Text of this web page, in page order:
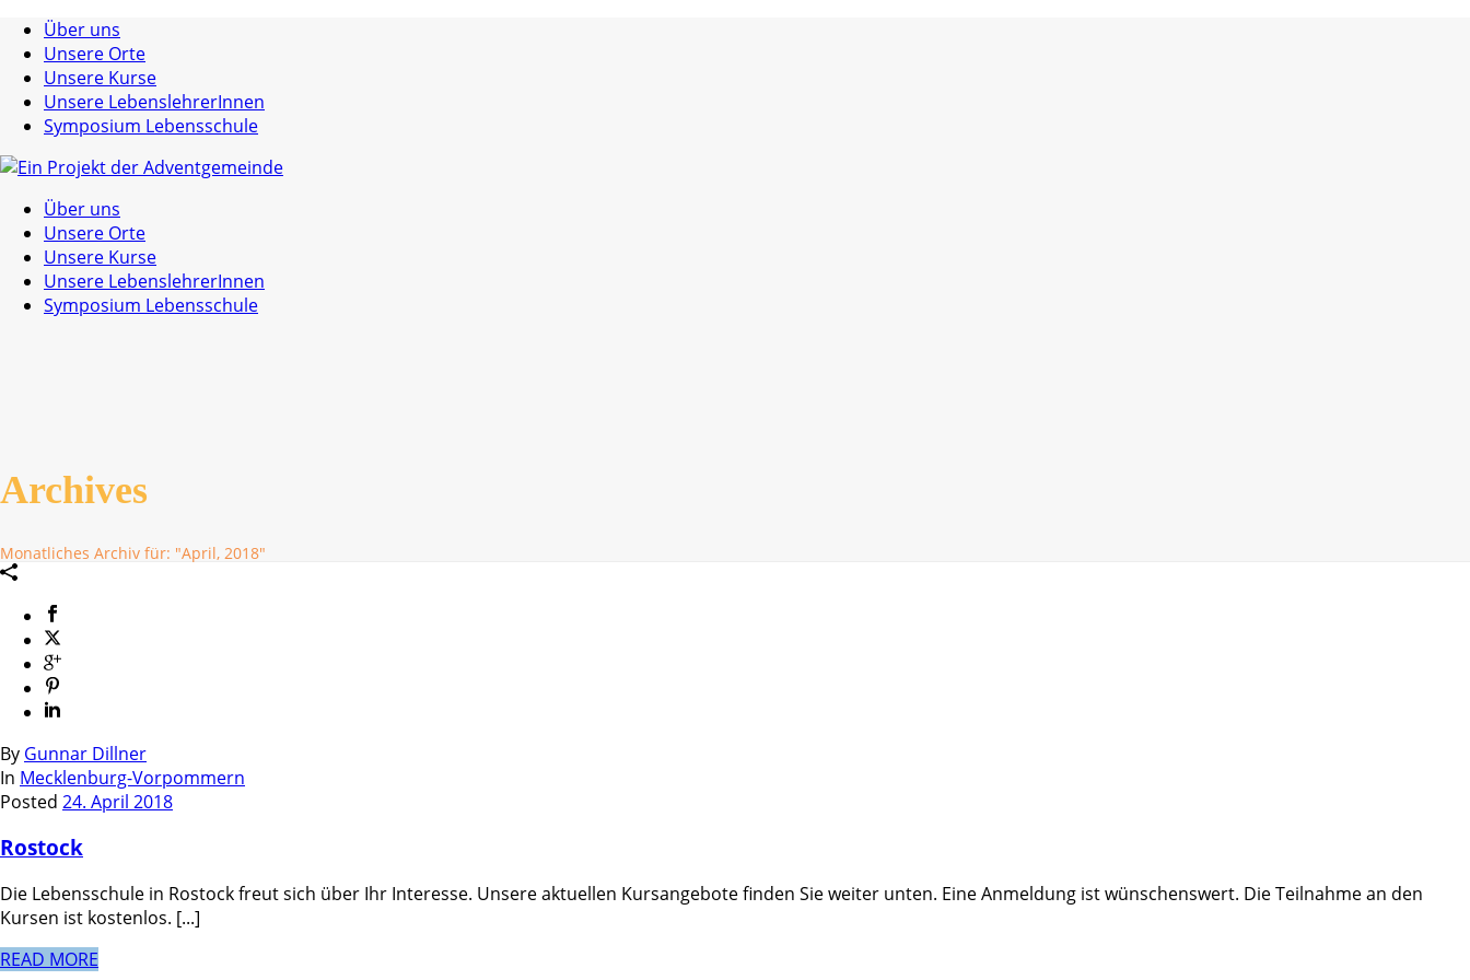
Über uns
Unsere Orte
Unsere Kurse
Unsere LebenslehrerInnen
Symposium Lebensschule
Über uns
Unsere Orte
Unsere Kurse
Unsere LebenslehrerInnen
Symposium Lebensschule
Archives
Monatliches Archiv für: "April, 2018"
By Gunnar Dillner
In Mecklenburg-Vorpommern
Posted 24. April 2018
Rostock
Die Lebensschule in Rostock freut sich über Ihr Interesse. Unsere aktuellen Kursangebote finden Sie weiter unten. Eine Anmeldung ist wünschenswert. Die Teilnahme an den
Kursen ist kostenlos. [...]
READ MORE